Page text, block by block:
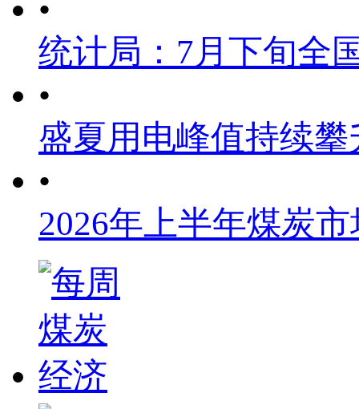
•
统计局：7月下旬全
•
盛夏用电峰值持续
•
2026年上半年煤炭